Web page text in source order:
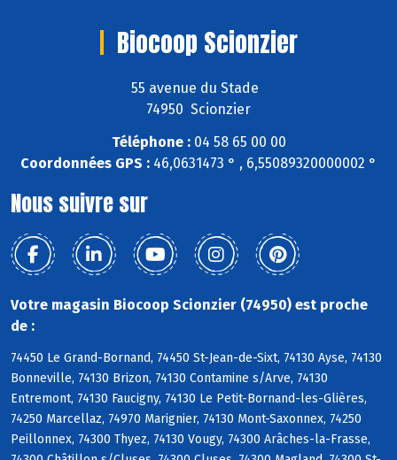
Biocoop Scionzier
55 avenue du Stade
74950 Scionzier
Téléphone :04 58 65 00 00
Coordonnées GPS : 46,0631473 ° , 6,55089320000002 °
Nous suivre sur
Votre magasin Biocoop Scionzier (74950) est proche
de :
74450 Le Grand-Bornand, 74450 St-Jean-de-Sixt, 74130 Ayse, 74130
Bonneville, 74130 Brizon, 74130 Contamine s/Arve, 74130
Entremont, 74130 Faucigny, 74130 Le Petit-Bornand-les-Glières,
74250 Marcellaz, 74970 Marignier, 74130 Mont-Saxonnex, 74250
Peillonnex, 74300 Thyez, 74130 Vougy, 74300 Arâches-la-Frasse,